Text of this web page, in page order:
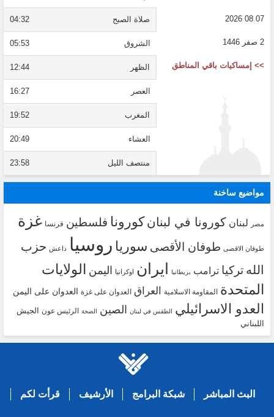
07 08 2026
2 صفر 1446
>> إمساكيات باقي المناطق
صلاة الصبح 04:32
الشروق 05:53
الظهر 12:44
العصر 16:27
المغرب 19:52
العشاء 20:49
منتصف الليل 23:58
مواضيع ساخنة
مصر لبنان كورونا في لبنانكورونا فلسطين فرنسا غزة
طوفان الاقصى طوفان الأقصى سوريا روسيا داعش حزب
الله تركيا ترامب بريطانيا ايران اوكرانيا اليمن
الولايات
المتحدة
المقاومة الاسلامية العراق العدوان على غزة العدوان على اليمن
العدو الاسرائيلي الطقس في لبنان الصين الصحة الرئيس عون
الجيش
اللبناني
البث المباشر شبكة البرامج الأرشيف قرأت لكم